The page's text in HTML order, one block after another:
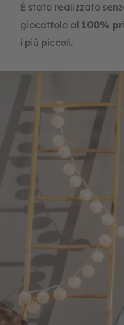
È stato realizzato
giocattolo al 100%
i più piccoli.